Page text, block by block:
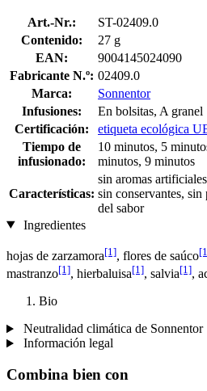
Art.-Nr.:
ST-02409.0
Contenido:
27 g
EAN:
9004145024090
Fabricante N.º: 02409.0
Marca:
Sonnentor
Infusiones:
En bolsitas, A granel
Certificación:
etiqueta ecológica
Tiempo de
infusionado:
10 minutos, 5
minutos, 9 minutos
Características:
sin aromas
sin conservantes,
del sabor
Ingredientes
hojas de zarzamora[1], flores de saúco
mastranzo[1], hierbaluisa[1], salvia[1],
Bio
Neutralidad climática de Sonnentor
Información legal
Combina bien con